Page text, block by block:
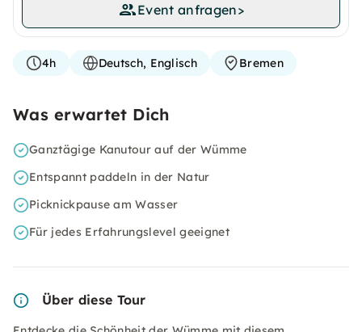
Event anfragen>
4h Deutsch, Englisch Bremen
Was erwartet Dich
Ganztägige Kanutour auf der Wümme
Entspannt paddeln in der Natur
Picknickpause am Wasser
Für jedes Erfahrungslevel geeignet
Über diese Tour